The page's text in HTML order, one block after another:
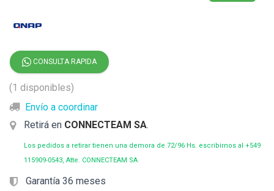
CONSULTA RAPIDA
(1 disponibles)
Envío a coordinar
Retirá en CONNECTEAM SA.
Los pedidos a retirar tienen una demora de 72/96 Hs. escribirnos al +549
115909-0543, Atte. CONNECTEAM SA
Garantía 36 meses